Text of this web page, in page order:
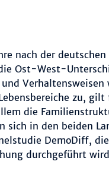
nach der
Ost-West-
zu, gilt
die
sich in den beiden
DemoDiff,
durchgeführt